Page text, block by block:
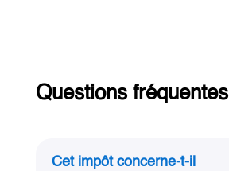
Questions fréquentes
Cet impôt concerne‑t‑il